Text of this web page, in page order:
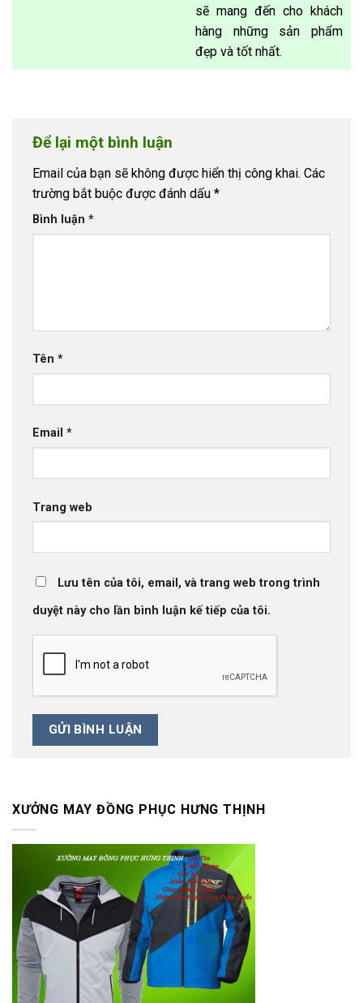
sẽ mang đến cho khách
hàng những sản phẩm
đẹp và tốt nhất.
Để lại một bình luận
Email của bạn sẽ không được hiển thị công khai. Các
trường bắt buộc được đánh dấu *
Bình luận *
Tên *
Email *
Trang web
Lưu tên của tôi, email, và trang web trong trình
duyệt này cho lần bình luận kế tiếp của tôi.
XƯỞNG MAY ĐỒNG PHỤC HƯNG THỊNH